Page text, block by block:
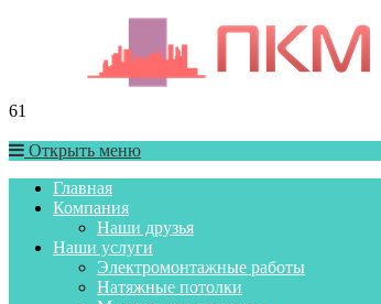
61
Открыть меню
Главная
Компания
Наши друзья
Наши услуги
Электромонтажные работы
Натяжные потолки